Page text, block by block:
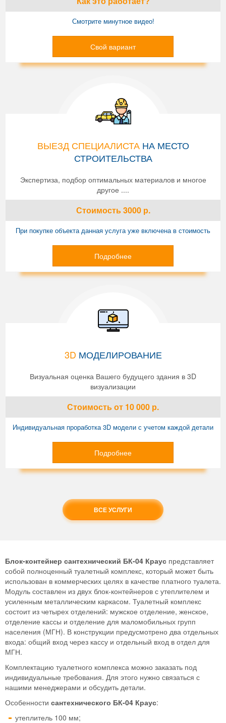
Смотрите минутное видео!
Свой вариант
ВЫЕЗД СПЕЦИАЛИСТАНА МЕСТО
СТРОИТЕЛЬСТВА
Экспертиза, подбор оптимальных материалов и многое
другое ....
Стоимость3000р.
При покупке объекта данная услуга уже включена в стоимость
Подробнее
3D МОДЕЛИРОВАНИЕ
Визуальная оценка Вашего будущего здания в 3D
визуализации
Стоимостьот 10 000 р.
Индивидуальная проработка 3D модели с учетом каждой детали
Подробнее
ВСЕ УСЛУГИ
Блок-контейнер сантехнический БК-04 Краус представляет
собой полноценный туалетный комплекс, который может быть
использован в коммерческих целях в качестве платного туалета.
Модуль составлен из двух блок-контейнеров с утеплителем и
усиленным металлическим каркасом. Туалетный комплекс
состоит из четырех отделений: мужское отделение, женское,
отделение кассы и отделение для маломобильных групп
населения (МГН). В конструкции предусмотрено два отдельных
входа: общий вход через кассу и отдельный вход в отдел для
МГН.
Комплектацию туалетного комплекса можно заказать под
индивидуальные требования. Для этого нужно связаться с
нашими менеджерами и обсудить детали.
Особенности сантехнического БК-04 Краус:
утеплитель 100 мм;